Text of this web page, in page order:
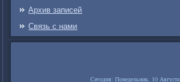
Архив записей
Связь c нами
Сегодня: Понедельник, 10 Августа